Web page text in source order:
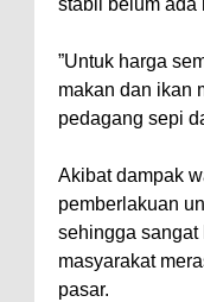
”Untuk harga
makan dan ikan
pedagang sepi
Akibat dampak
pemberlakuan
sehingga sangat
masyarakat
pasar.